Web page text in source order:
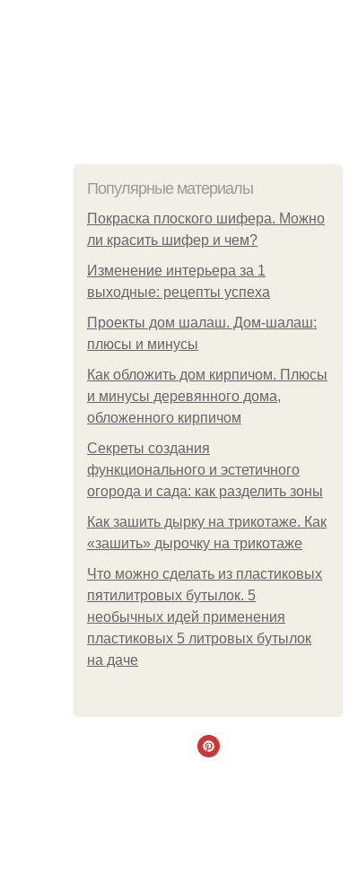
Популярные материалы
Покраска плоского шифера. Можно
ли красить шифер и чем?
Изменение интерьера за 1
выходные: рецепты успеха
Проекты дом шалаш. Дом-шалаш:
плюсы и минусы
Как обложить дом кирпичом. Плюсы
и минусы деревянного дома,
обложенного кирпичом
Секреты создания
функционального и эстетичного
огорода и сада: как разделить зоны
Как зашить дырку на трикотаже. Как
«зашить» дырочку на трикотаже
Что можно сделать из пластиковых
пятилитровых бутылок. 5
необычных идей применения
пластиковых 5 литровых бутылок
на даче